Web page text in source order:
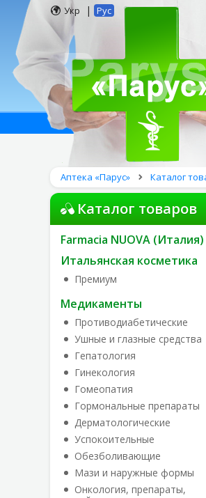
Укр | Рус
Аптека «Парус» Каталог
Каталог товаров
Farmacia NUOVA (Италия)
Итальянская косметика
Премиум
Медикаменты
Противодиабетические
Ушные и глазные средства
Гепатология
Гинекология
Гомеопатия
Гормональные препараты
Дерматологические
Успокоительные
Обезболивающие
Мази и наружные формы
Онкология, препараты,